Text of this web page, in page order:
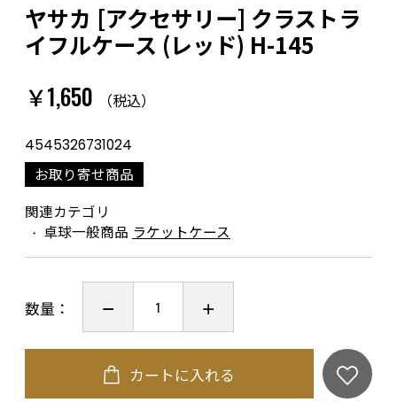
ヤサカ [アクセサリー] クラストラ
イフルケース (レッド) H-145
￥1,650 （税込）
4545326731024
お取り寄せ商品
関連カテゴリ
卓球一般商品 ラケットケース
数量：
カートに入れる